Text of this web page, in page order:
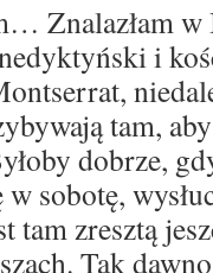
Znalazłam
i
tam,
dobrze,
sobotę,
zresztą
Tak dawno